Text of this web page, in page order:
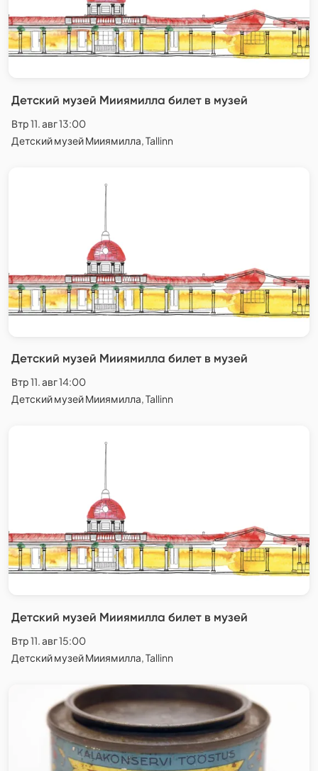
Детский музей Мииямилла билет в музей
Втр 11. авг 13:00
Детский музей Мииямилла, Tallinn
Детский музей Мииямилла билет в музей
Втр 11. авг 14:00
Детский музей Мииямилла, Tallinn
Детский музей Мииямилла билет в музей
Втр 11. авг 15:00
Детский музей Мииямилла, Tallinn